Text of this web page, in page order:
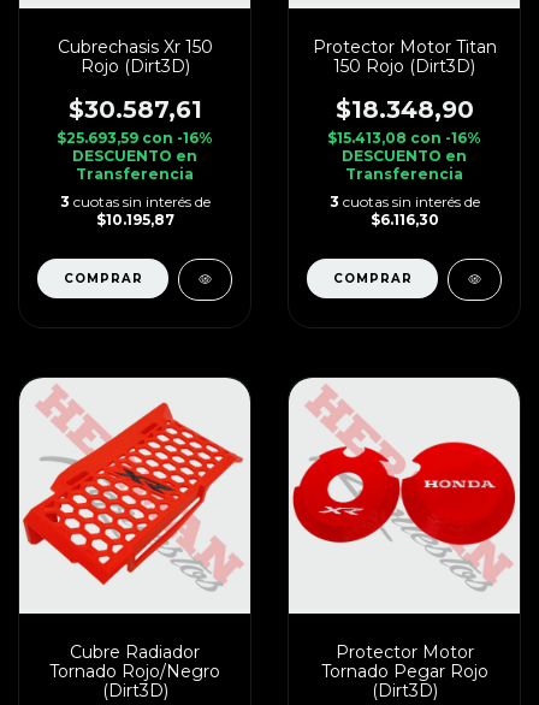
Cubrechasis Xr 150
Rojo (Dirt3D)
$30.587,61
$25.693,59 con -16%
DESCUENTO en
Transferencia
3 cuotas sin interés de
$10.195,87
Protector Motor Titan
150 Rojo (Dirt3D)
$18.348,90
$15.413,08 con -16%
DESCUENTO en
Transferencia
3 cuotas sin interés de
$6.116,30
Cubre Radiador
Tornado Rojo/Negro
(Dirt3D)
Protector Motor
Tornado Pegar Rojo
(Dirt3D)